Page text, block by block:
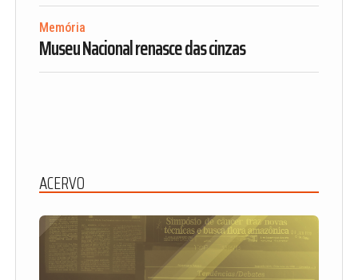
Memória
Museu Nacional renasce das cinzas
ACERVO